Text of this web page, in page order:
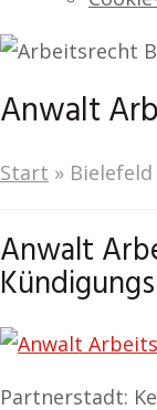
Anwalt
Start »
Anwalt
Partnerstadt: